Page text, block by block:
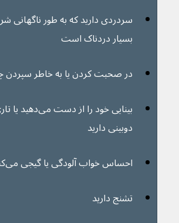
سردردی دارید که به طور ناگهانی
بسیار دردناک است
در صحبت کردن یا به خاطر سپردن
بینایی خود را از دست
دوبینی دارید
احساس خواب آلودگی یا گیجی می‌کنید
تشنج دارید